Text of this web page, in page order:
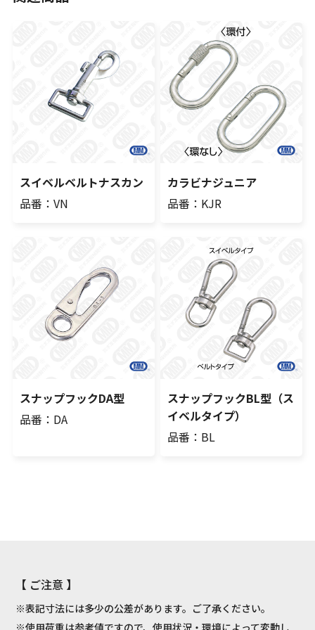
スイベルベルトナスカン
品番：VN
カラビナジュニア
品番：KJR
スナップフックDA型
品番：DA
スナップフックBL型（ス
イベルタイプ）
品番：BL
【 ご注意 】
※表記寸法には多少の公差があります。ご了承ください。
※使用荷重は参考値ですので、使用状況・環境によって変動し